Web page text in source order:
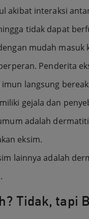
akibat interaksi
tidak dapat
mudah masuk
Penderita
langsung
gejala dan
adalah
eksim.
lainnya adalah
Tidak, tapi